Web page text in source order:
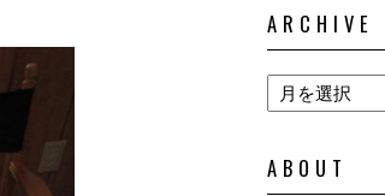
ARCHIVE
ABOUT